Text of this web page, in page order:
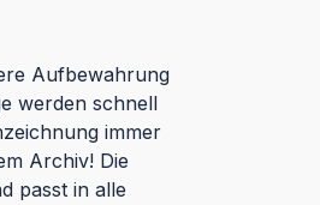
Aufbewahrung
werden schnell
immer
Archiv! Die
passt in alle